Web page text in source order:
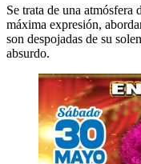
Se trata de una atmósfera
máxima expresión,
son despojadas de su
absurdo.